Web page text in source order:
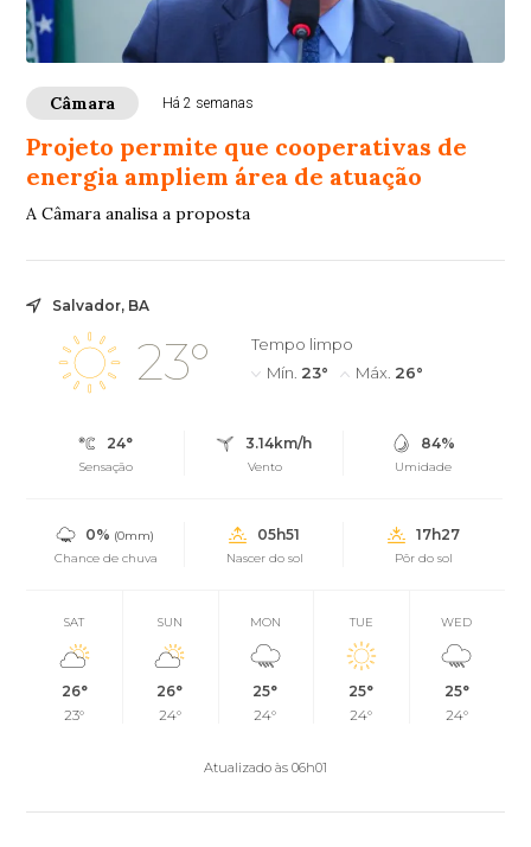
Câmara Há 2 semanas
Projeto permite que cooperativas de
energia ampliem área de atuação
A Câmara analisa a proposta
Salvador, BA
23°
Tempo limpo
Mín. 23° Máx. 26°
24°
Sensação
3.14km/h
Vento
84%
Umidade
0% (0mm)
Chance de chuva
05h51
Nascer do sol
17h27
Pôr do sol
SAT
26°
23°
SUN
26°
24°
MON
25°
24°
TUE
25°
24°
WED
25°
24°
Atualizado às 06h01